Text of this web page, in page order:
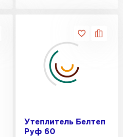
Утеплитель Белтеп
Руф 60